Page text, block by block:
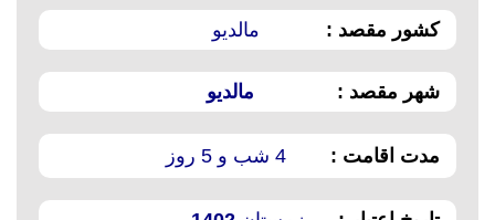
کشور مقصد : مالدیو
شهر مقصد : مالدیو
مدت اقامت :